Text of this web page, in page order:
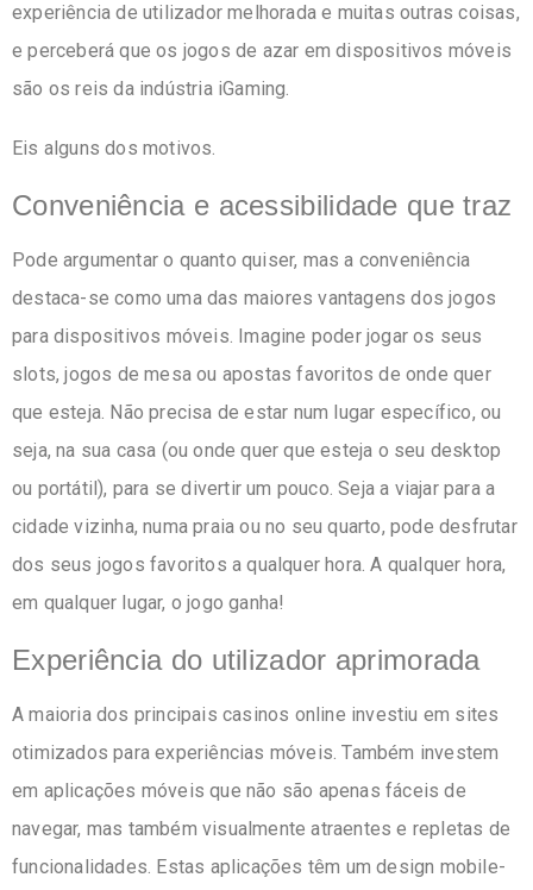
experiência de utilizador melhorada e muitas outras coisas,
e perceberá que os jogos de azar em dispositivos móveis
são os reis da indústria iGaming.
Eis alguns dos motivos.
Conveniência e acessibilidade que traz
Pode argumentar o quanto quiser, mas a conveniência
destaca-se como uma das maiores vantagens dos jogos
para dispositivos móveis. Imagine poder jogar os seus
slots, jogos de mesa ou apostas favoritos de onde quer
que esteja. Não precisa de estar num lugar específico, ou
seja, na sua casa (ou onde quer que esteja o seu desktop
ou portátil), para se divertir um pouco. Seja a viajar para a
cidade vizinha, numa praia ou no seu quarto, pode desfrutar
dos seus jogos favoritos a qualquer hora. A qualquer hora,
em qualquer lugar, o jogo ganha!
Experiência do utilizador aprimorada
A maioria dos principais casinos online investiu em sites
otimizados para experiências móveis. Também investem
em aplicações móveis que não são apenas fáceis de
navegar, mas também visualmente atraentes e repletas de
funcionalidades. Estas aplicações têm um design mobile-